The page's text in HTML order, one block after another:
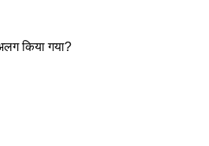
किया गया?